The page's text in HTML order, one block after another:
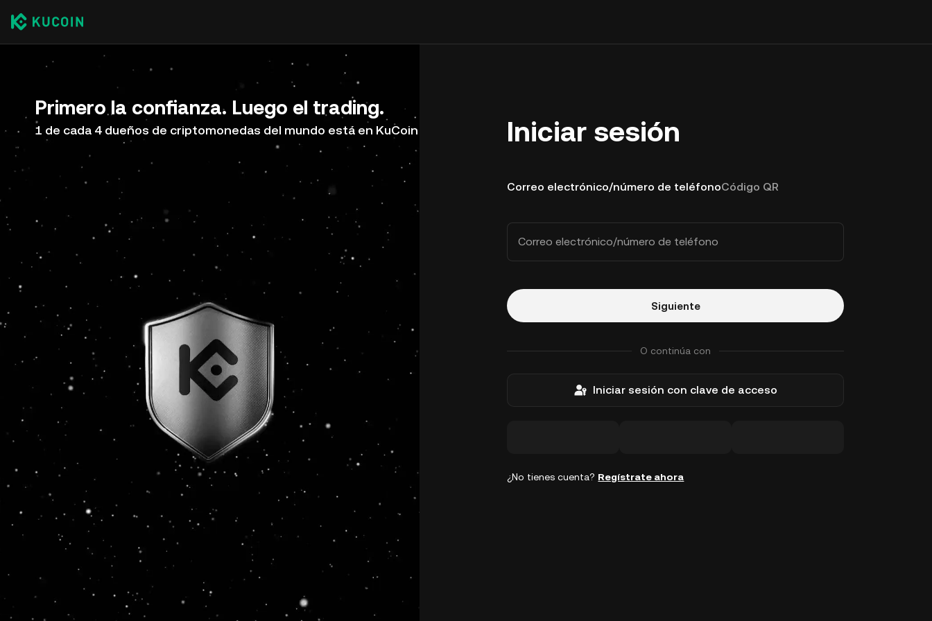
Primero la confianza. Luego el trading.
1 de cada 4 dueños de criptomonedas del mundo está en KuCoin Iniciar sesión
Correo electrónico/número de teléfonoCódigo QR
Correo electrónico/número de teléfono
Siguiente
O continúa con
Iniciar sesión con clave de acceso
¿No tienes cuenta? Regístrate ahora